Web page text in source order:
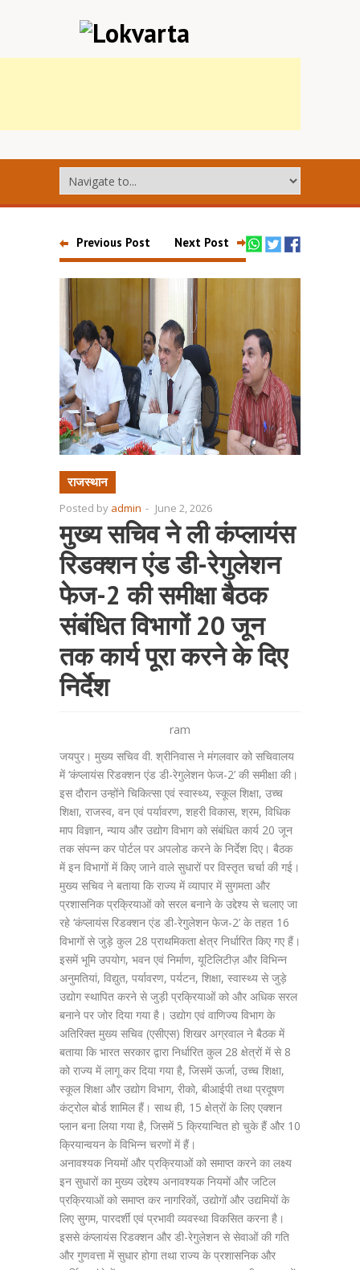
Previous Post Next Post
राजस्थान
Posted by admin - June 2, 2026
मुख्य सचिव ने ली कंप्लायंस
रिडक्शन एंड डी-रेगुलेशन
फेज-2 की समीक्षा बैठक
संबंधित विभागों 20 जून
तक कार्य पूरा करने के दिए
निर्देश
ram
जयपुर। मुख्य सचिव वी. श्रीनिवास ने मंगलवार को सचिवालय
में ‘कंप्लायंस रिडक्शन एंड डी-रेगुलेशन फेज-2’ की समीक्षा की।
इस दौरान उन्होंने चिकित्सा एवं स्वास्थ्य, स्कूल शिक्षा, उच्च
शिक्षा, राजस्व, वन एवं पर्यावरण, शहरी विकास, श्रम, विधिक
माप विज्ञान, न्याय और उद्योग विभाग को संबंधित कार्य 20 जून
तक संपन्न कर पोर्टल पर अपलोड करने के निर्देश दिए। बैठक
में इन विभागों में किए जाने वाले सुधारों पर विस्तृत चर्चा की गई।
मुख्य सचिव ने बताया कि राज्य में व्यापार में सुगमता और
प्रशासनिक प्रक्रियाओं को सरल बनाने के उद्देश्य से चलाए जा
रहे ‘कंप्लायंस रिडक्शन एंड डी-रेगुलेशन फेज-2’ के तहत 16
विभागों से जुड़े कुल 28 प्राथमिकता क्षेत्र निर्धारित किए गए हैं।
इसमें भूमि उपयोग, भवन एवं निर्माण, यूटिलिटीज़ और विभिन्न
अनुमतियां, विद्युत, पर्यावरण, पर्यटन, शिक्षा, स्वास्थ्य से जुड़े
उद्योग स्थापित करने से जुड़ी प्रक्रियाओं को और अधिक सरल
बनाने पर जोर दिया गया है। उद्योग एवं वाणिज्य विभाग के
अतिरिक्त मुख्य सचिव (एसीएस) शिखर अग्रवाल ने बैठक में
बताया कि भारत सरकार द्वारा निर्धारित कुल 28 क्षेत्रों में से 8
को राज्य में लागू कर दिया गया है, जिसमें ऊर्जा, उच्च शिक्षा,
स्कूल शिक्षा और उद्योग विभाग, रीको, बीआईपी तथा प्रदूषण
कंट्रोल बोर्ड शामिल हैं। साथ ही, 15 क्षेत्रों के लिए एक्शन
प्लान बना लिया गया है, जिसमें 5 क्रियान्वित हो चुके हैं और 10
क्रियान्वयन के विभिन्न चरणों में हैं।
अनावश्यक नियमों और प्रक्रियाओं को समाप्त करने का लक्ष्य
इन सुधारों का मुख्य उद्देश्य अनावश्यक नियमों और जटिल
प्रक्रियाओं को समाप्त कर नागरिकों, उद्योगों और उद्यमियों के
लिए सुगम, पारदर्शी एवं प्रभावी व्यवस्था विकसित करना है।
इससे कंप्लायंस रिडक्शन और डी-रेगुलेशन से सेवाओं की गति
और गुणवत्ता में सुधार होगा तथा राज्य के प्रशासनिक और